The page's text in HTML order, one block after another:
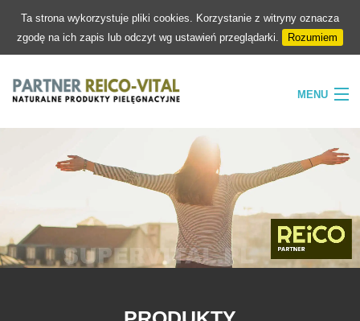
Ta strona wykorzystuje pliki cookies. Korzystanie z witryny oznacza
zgodę na ich zapis lub odczyt wg ustawień przeglądarki.
Rozumiem
MENU
PIELĘGNACJA
SKLEP